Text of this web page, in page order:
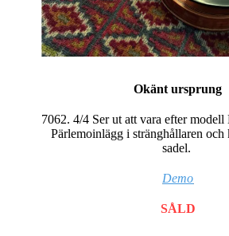
Okänt ursprung
7062. 4/4 Ser ut att vara efter
Pärlemoinlägg i stränghållaren
sadel.
Demo
SÅLD